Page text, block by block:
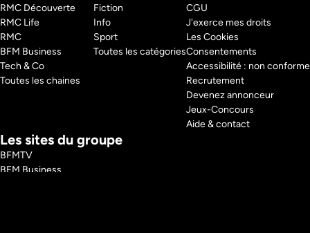
RMC Découverte
RMC Life
RMC
BFM Business
Tech & Co
Toutes les chaines
Fiction
Info
Sport
Toutes les catégories
CGU
J'exerce mes droits
Les Cookies
Consentements
Accessibilité : non conforme
Recrutement
Devenez annonceur
Jeux-Concours
Aide & contact
Les sites du groupe
BFMTV
BFM Business